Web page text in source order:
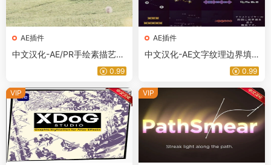
AE插件
中文汉化-AE/PR手绘素描艺术
线条效果插件 EtchX V1.0.0 W
0.99
AE插件
中文汉化-AE文字纹理边界填
充动画插件 Boundary Fill 3.2.
0.99
VIP VIP